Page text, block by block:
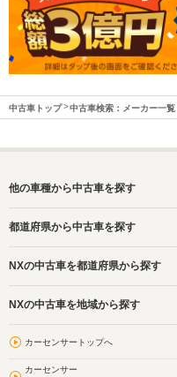
中古車トップ 中古車検索：メーカー一覧
他の車種から中古車を探す
都道府県から中古車を探す
NXの中古車を都道府県から探す
NXの中古車を地域から探す
カーセンサートップへ
カーセンサー